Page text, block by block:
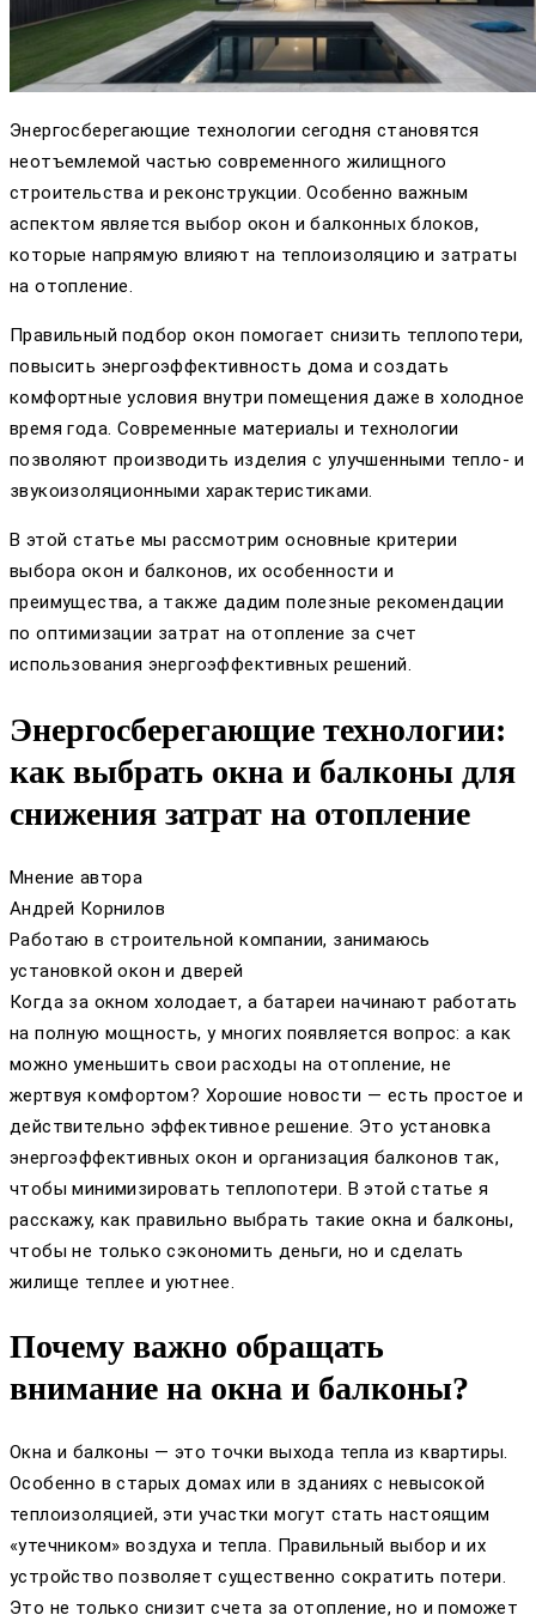
Энергосберегающие технологии сегодня становятся
неотъемлемой частью современного жилищного
строительства и реконструкции. Особенно важным
аспектом является выбор окон и балконных блоков,
которые напрямую влияют на теплоизоляцию и затраты
на отопление.
Правильный подбор окон помогает снизить теплопотери,
повысить энергоэффективность дома и создать
комфортные условия внутри помещения даже в холодное
время года. Современные материалы и технологии
позволяют производить изделия с улучшенными тепло- и
звукоизоляционными характеристиками.
В этой статье мы рассмотрим основные критерии
выбора окон и балконов, их особенности и
преимущества, а также дадим полезные рекомендации
по оптимизации затрат на отопление за счет
использования энергоэффективных решений.
Энергосберегающие технологии:
как выбрать окна и балконы для
снижения затрат на отопление
Мнение автора
Андрей Корнилов
Работаю в строительной компании, занимаюсь
установкой окон и дверей
Когда за окном холодает, а батареи начинают работать
на полную мощность, у многих появляется вопрос: а как
можно уменьшить свои расходы на отопление, не
жертвуя комфортом? Хорошие новости — есть простое и
действительно эффективное решение. Это установка
энергоэффективных окон и организация балконов так,
чтобы минимизировать теплопотери. В этой статье я
расскажу, как правильно выбрать такие окна и балконы,
чтобы не только сэкономить деньги, но и сделать
жилище теплее и уютнее.
Почему важно обращать
внимание на окна и балконы?
Окна и балконы — это точки выхода тепла из квартиры.
Особенно в старых домах или в зданиях с невысокой
теплоизоляцией, эти участки могут стать настоящим
«утечником» воздуха и тепла. Правильный выбор и их
устройство позволяет существенно сократить потери.
Это не только снизит счета за отопление, но и поможет